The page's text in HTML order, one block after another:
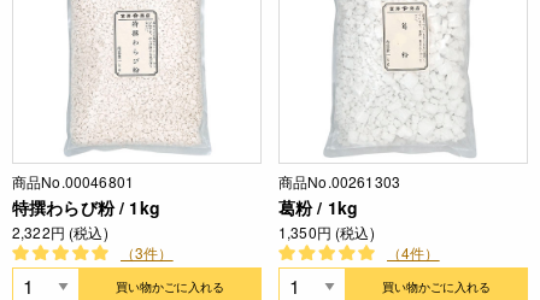
商品No.00046801
特撰わらび粉 / 1kg
2,322円 (税込)
（3件）
買い物かごに入れる
商品No.00261303
葛粉 / 1kg
1,350円 (税込)
（4件）
買い物かごに入れる